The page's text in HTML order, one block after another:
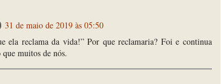
31 de maio de 2019 às 05:50
ela reclama da vida!” Por que reclamaria? Foi e continua
muitos de nós.